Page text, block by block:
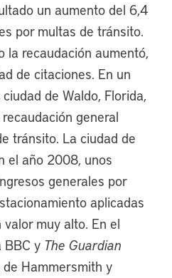
un aumento del 6,4
por multas de tránsito.
la recaudación aumentó,
de citaciones. En un
de Waldo, Florida,
general
tránsito. La ciudad de
el año 2008, unos
generales por
aplicadas
muy alto. En el
BBC y The Guardian
Hammersmith y